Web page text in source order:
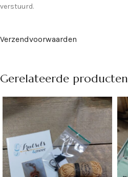
verstuurd.
Verzendvoorwaarden
Gerelateerde producten